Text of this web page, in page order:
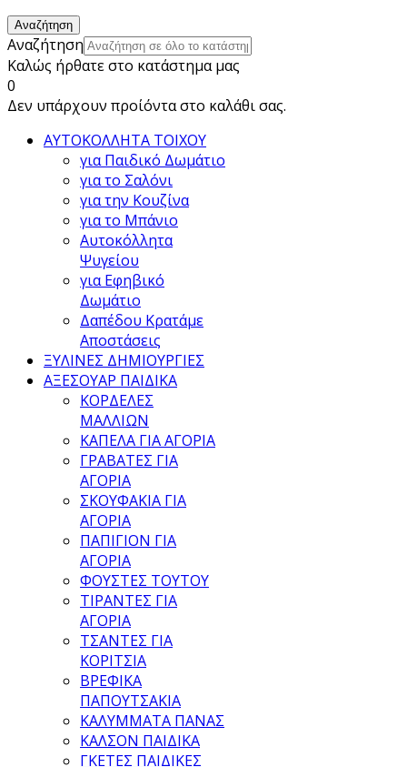
Αναζήτηση
Αναζήτηση
Καλώς ήρθατε στο κατάστημα μας
0
Δεν υπάρχουν προίόντα στο καλάθι σας.
ΑΥΤΟΚΟΛΛΗΤΑ ΤΟΙΧΟΥ
για Παιδικό Δωμάτιο
για το Σαλόνι
για την Κουζίνα
για το Μπάνιο
Αυτοκόλλητα
Ψυγείου
για Εφηβικό
Δωμάτιο
Δαπέδου Κρατάμε
Αποστάσεις
ΞΥΛΙΝΕΣ ΔΗΜΙΟΥΡΓΙΕΣ
ΑΞΕΣΟΥΑΡ ΠΑΙΔΙΚΑ
ΚΟΡΔΕΛΕΣ
ΜΑΛΛΙΩΝ
ΚΑΠΕΛΑ ΓΙΑ ΑΓΟΡΙΑ
ΓΡΑΒΑΤΕΣ ΓΙΑ
ΑΓΟΡΙΑ
ΣΚΟΥΦΑΚΙΑ ΓΙΑ
ΑΓΟΡΙΑ
ΠΑΠΙΓΙΟΝ ΓΙΑ
ΑΓΟΡΙΑ
ΦΟΥΣΤΕΣ ΤΟΥΤΟΥ
ΤΙΡΑΝΤΕΣ ΓΙΑ
ΑΓΟΡΙΑ
ΤΣΑΝΤΕΣ ΓΙΑ
ΚΟΡΙΤΣΙΑ
ΒΡΕΦΙΚΑ
ΠΑΠΟΥΤΣΑΚΙΑ
ΚΑΛΥΜΜΑΤΑ ΠΑΝΑΣ
ΚΑΛΣΟΝ ΠΑΙΔΙΚΑ
ΓΚΕΤΕΣ ΠΑΙΔΙΚΕΣ